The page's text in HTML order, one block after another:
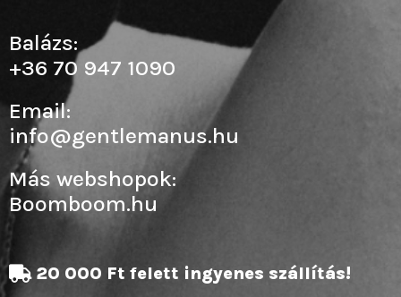
20 000 Ft felett ingyenes szállítás!
Balázs:
+36 70 947 1090
Email:
info@gentlemanus.hu
Más webshopok:
Boomboom.hu